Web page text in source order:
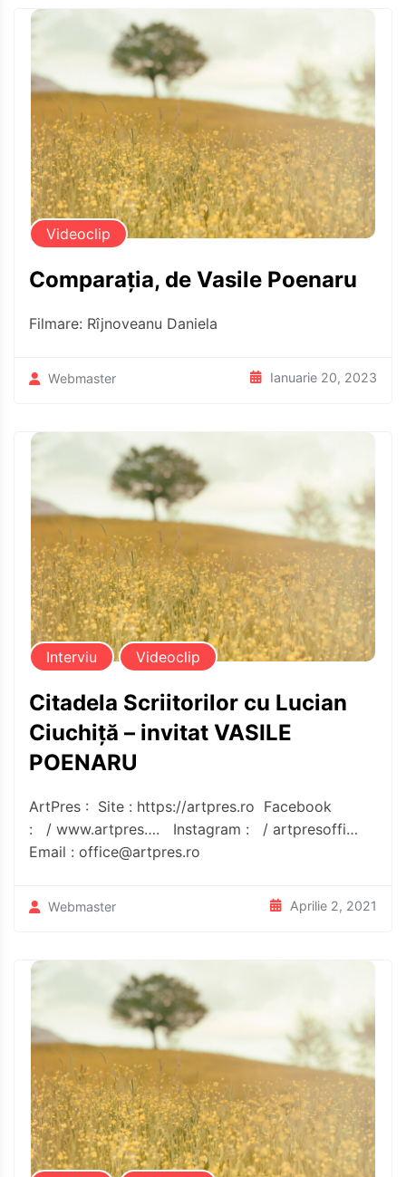
Videoclip
Comparația, de Vasile Poenaru
Filmare: Rîjnoveanu Daniela
Webmaster Ianuarie 20, 2023
Interviu Videoclip
Citadela Scriitorilor cu Lucian
Ciuchiță – invitat VASILE
POENARU
ArtPres : Site : https://artpres.ro​​​ Facebook
: / www.artpres….​ Instagram : / artpresoffi…​
Email : office@artpres.ro
Webmaster Aprilie 2, 2021